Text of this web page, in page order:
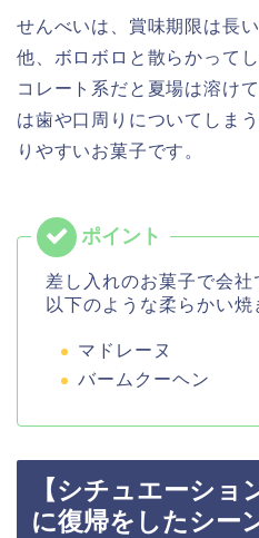
せんべいは、賞味期限は長
他、ボロボロと散らかって
コレート系だと夏場は溶け
は歯や口周りについてしま
りやすいお菓子です。
差し入れのお菓子で会社
以下のような柔らかい焼
マドレーヌ
バームクーヘン
【シチュエーショ
に復帰をしたシー